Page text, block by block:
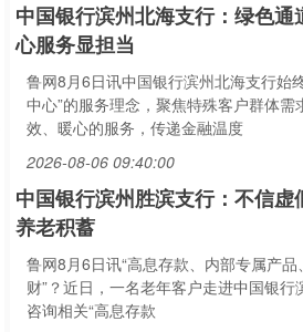
中国银行滨州北海支行：绿色通
心服务显担当
鲁网8月6日讯中国银行滨州北海支行始
中心”的服务理念，聚焦特殊客户群体需
效、暖心的服务，传递金融温度
2026-08-06 09:40:00
中国银行滨州胜滨支行：不信虚
养老积蓄
鲁网8月6日讯“高息存款、内部专属产品
财”？近日，一名老年客户走进中国银行
咨询相关“高息存款